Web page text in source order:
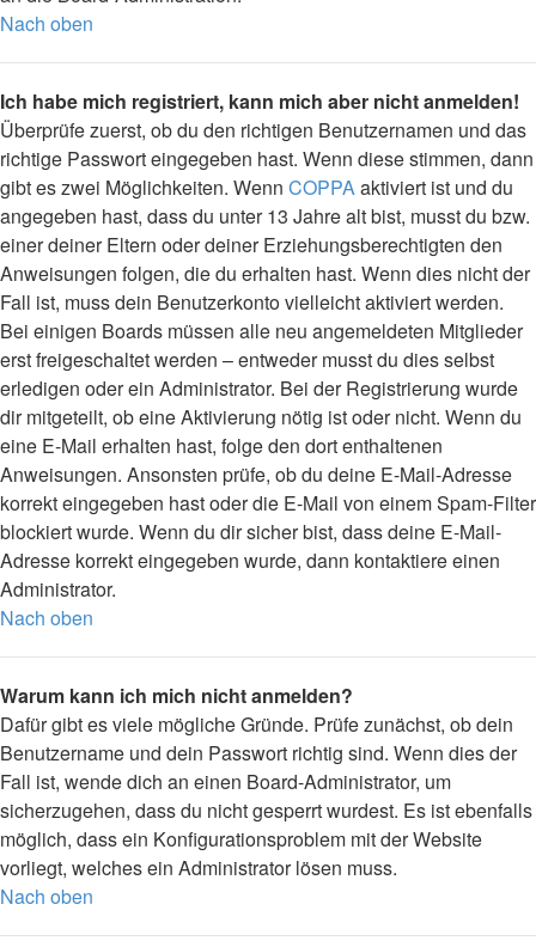
Nach oben
Ich habe mich registriert, kann mich aber nicht anmelden!
Überprüfe zuerst, ob du den richtigen Benutzernamen und das
richtige Passwort eingegeben hast. Wenn diese stimmen, dann
gibt es zwei Möglichkeiten. Wenn COPPAaktiviert ist und du
angegeben hast, dass du unter 13 Jahre alt bist, musst du bzw.
einer deiner Eltern oder deiner Erziehungsberechtigten den
Anweisungen folgen, die du erhalten hast. Wenn dies nicht der
Fall ist, muss dein Benutzerkonto vielleicht aktiviert werden.
Bei einigen Boards müssen alle neu angemeldeten Mitglieder
erst freigeschaltet werden – entweder musst du dies selbst
erledigen oder ein Administrator. Bei der Registrierung wurde
dir mitgeteilt, ob eine Aktivierung nötig ist oder nicht. Wenn du
eine E-Mail erhalten hast, folge den dort enthaltenen
Anweisungen. Ansonsten prüfe, ob du deine E-Mail-Adresse
korrekt eingegeben hast oder die E-Mail von einem Spam-Filter
blockiert wurde. Wenn du dir sicher bist, dass deine E-Mail-
Adresse korrekt eingegeben wurde, dann kontaktiere einen
Administrator.
Nach oben
Warum kann ich mich nicht anmelden?
Dafür gibt es viele mögliche Gründe. Prüfe zunächst, ob dein
Benutzername und dein Passwort richtig sind. Wenn dies der
Fall ist, wende dich an einen Board-Administrator, um
sicherzugehen, dass du nicht gesperrt wurdest. Es ist ebenfalls
möglich, dass ein Konfigurationsproblem mit der Website
vorliegt, welches ein Administrator lösen muss.
Nach oben